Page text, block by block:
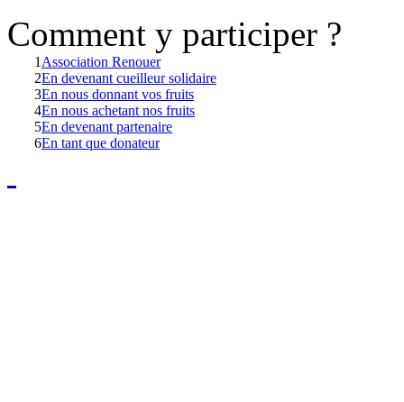
Comment y participer ?
1 Association Renouer
2En devenant cueilleur solidaire
3En nous donnant vos fruits
4En nous achetant nos fruits
5En devenant partenaire
6En tant que donateur